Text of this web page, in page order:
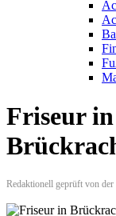
Friseur
Redaktionell geprüft von